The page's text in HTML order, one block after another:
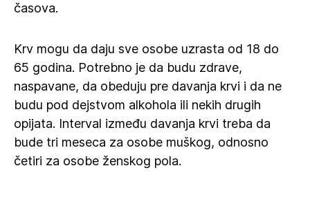
časova.
Krv mogu da daju sve osobe uzrasta od 18 do
65 godina. Potrebno je da budu zdrave,
naspavane, da obeduju pre davanja krvi i da ne
budu pod dejstvom alkohola ili nekih drugih
opijata. Interval između davanja krvi treba da
bude tri meseca za osobe muškog, odnosno
četiri za osobe ženskog pola.